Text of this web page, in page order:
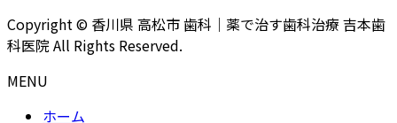
Copyright © 香川県 高松市 歯科｜薬で治す歯科治療 吉本歯
科医院 All Rights Reserved.
MENU
ホーム